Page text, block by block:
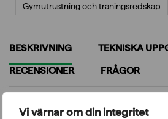
Vi värnar om din integritet
Gymutrustning och träningsredskap
BESKRIVNING
TEKNISKA
RECENSIONER
FRÅGOR
Wrange Pro Line Crosstraining